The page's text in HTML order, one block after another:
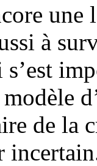
une
à
de la